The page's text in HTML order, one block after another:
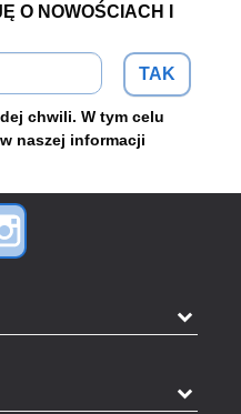
O NOWOŚCIACH I
TAK
chwili. W tym celu
naszej informacji